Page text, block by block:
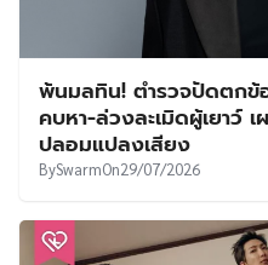
พ้นมลทิน! ตำรวจปัดตกข้
คบหา-ล่วงละเมิดผู้เยาว์
ปลอมแปลงเสียง
BySwarmOn29/07/2026